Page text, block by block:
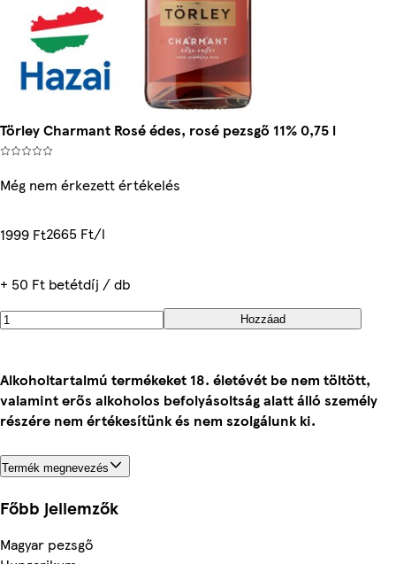
Törley Charmant Rosé édes, rosé pezsgő 11% 0,75 l
Még nem érkezett értékelés
1999 Ft2665 Ft/l
+ 50 Ft betétdíj / db
Hozzáad
Alkoholtartalmú termékeket 18. életévét be nem töltött,
valamint erős alkoholos befolyásoltság alatt álló személy
részére nem értékesítünk és nem szolgálunk ki.
Termék megnevezés
Főbb jellemzők
Magyar pezsgő